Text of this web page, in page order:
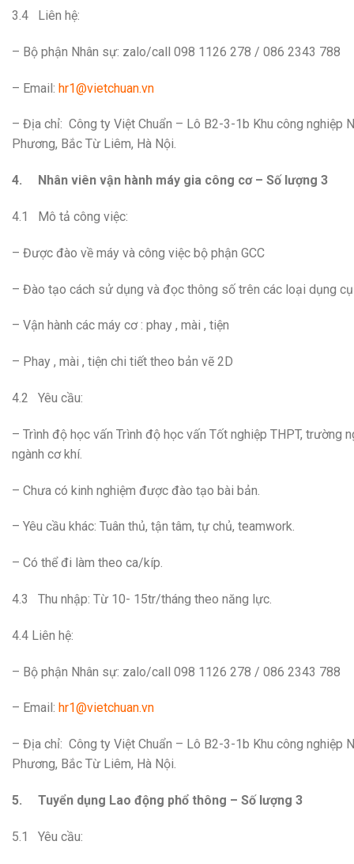
3.4 Liên hệ:
– Bộ phận Nhân sự: zalo/call 098 1126 278 / 086 2343 788
– Email: hr1@vietchuan.vn
– Địa chỉ: Công ty Việt Chuẩn – Lô B2-3-1b Khu công nghiệp
Phương, Bắc Từ Liêm, Hà Nội.
4. Nhân viên vận hành máy gia công cơ – Số lượng 3
4.1 Mô tả công việc:
– Được đào về máy và công việc bộ phận GCC
– Đào tạo cách sử dụng và đọc thông số trên các loại dụng
– Vận hành các máy cơ : phay , mài , tiện
– Phay , mài , tiện chi tiết theo bản vẽ 2D
4.2 Yêu cầu:
– Trình độ học vấn Trình độ học vấn Tốt nghiệp THPT, trường
ngành cơ khí.
– Chưa có kinh nghiệm được đào tạo bài bản.
– Yêu cầu khác: Tuân thủ, tận tâm, tự chủ, teamwork.
– Có thể đi làm theo ca/kíp.
4.3 Thu nhập: Từ 10- 15tr/tháng theo năng lực.
4.4 Liên hệ:
– Bộ phận Nhân sự: zalo/call 098 1126 278 / 086 2343 788
– Email: hr1@vietchuan.vn
– Địa chỉ: Công ty Việt Chuẩn – Lô B2-3-1b Khu công nghiệp
Phương, Bắc Từ Liêm, Hà Nội.
5. Tuyển dụng Lao động phổ thông – Số lượng 3
5.1 Yêu cầu: